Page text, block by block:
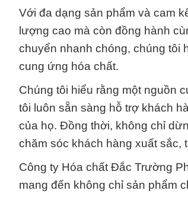
Với đa dạng sản phẩm và cam
lượng cao mà còn đồng hành
chuyển nhanh chóng, chúng tôi
cung ứng hóa chất.
Chúng tôi hiểu rằng một nguồn
tôi luôn sẵn sàng hỗ trợ khách
của họ. Đồng thời, không chỉ
chăm sóc khách hàng xuất sắc,
Công ty Hóa chất Đắc Trường
mang đến không chỉ sản phẩm